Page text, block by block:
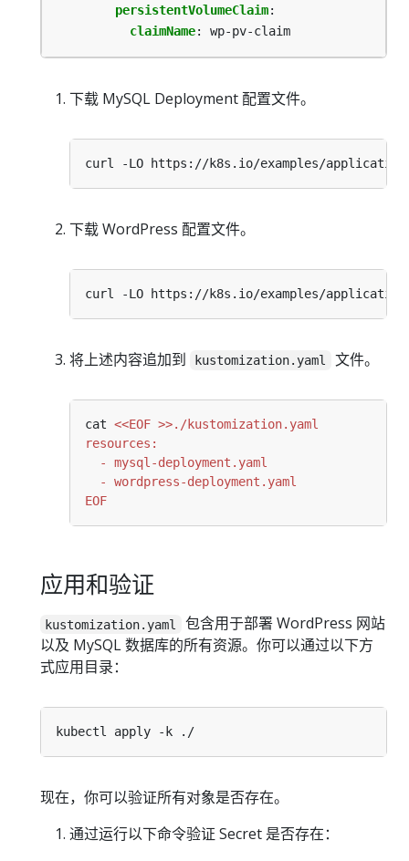
persistentVolumeClaim:
claimName: wp-pv-claim
下载 MySQL Deployment 配置文件。
下载 WordPress 配置文件。
将上述内容追加到 kustomization.yaml 文件。
cat
EOF
应用和验证
kustomization.yaml
包含用于部署 WordPress 网站
以及 MySQL 数据库的所有资源。你可以通过以下方
式应用目录：
现在，你可以验证所有对象是否存在。
通过运行以下命令验证 Secret 是否存在：